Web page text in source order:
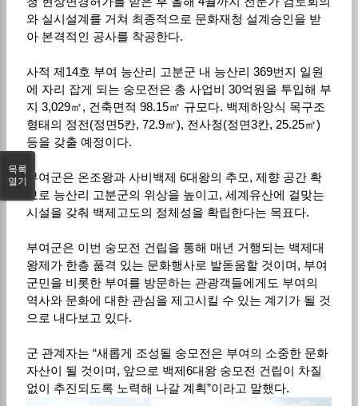
와 실시설계를 거쳐 최종적으로 문화재청 설계승인을 받
아 본격적인 공사를 착공한다.
사적 제14호 부여 능산리 고분군 내 능산리 369번지 일원
에 자리 잡게 되는 숭모전은 총 사업비 30억원을 투입해 부
지 3,029㎡, 건축면적 98.15㎡ 규모다. 백제하앙식 목구조
형태의 정전(정면5칸, 72.9㎡), 전사청(정면3칸, 25.25㎡)
등을 갖출 예정이다.
부여군은 온조왕과 사비백제 6대왕의 추모, 제향 공간 확
보로 능산리 고분군의 위상을 높이고, 세계유산에 걸맞는
시설을 갖춰 백제고도의 정체성을 확립한다는 목표다.
부여군은 이번 숭모전 건립을 통해 매년 거행되는 백제대
왕제가 한층 품격 있는 문화행사로 발돋움할 것이며, 부여
군민을 비롯한 부여를 방문하는 관광객들에게도 부여의
역사와 문화에 대한 관심을 제고시킬 수 있는 계기가 될 것
으로 내다보고 있다.
군 관계자는 “새롭게 조성될 숭모전은 부여의 소중한 문화
자산이 될 것이며, 앞으로 백제6대왕 숭모전 건립이 차질
없이 추진되도록 노력해 나갈 계획”이라고 말했다.
목록
열기